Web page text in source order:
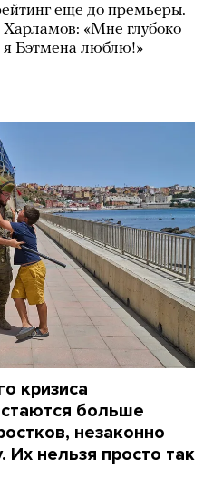
еще до премьеры.
«Мне глубоко
я Бэтмена люблю!»
кризиса
больше
незаконно
Их нельзя просто так